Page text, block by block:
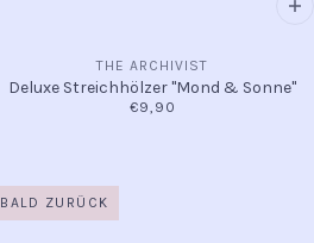
THE ARCHIVIST
Deluxe Streichhölzer "Mond & Sonne"
€9,90
BALD ZURÜCK